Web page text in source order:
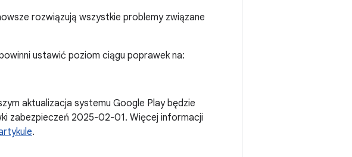
rozwiązują wszystkie problemy związane
ustawić poziom ciągu poprawek na:
aktualizacja systemu Google Play będzie
zabezpieczeń 2025-02-01. Więcej informacji
.